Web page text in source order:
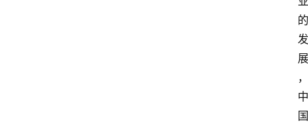
的
发
展
，
中
国